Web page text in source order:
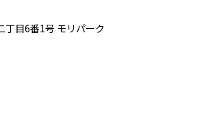
丁目6番1号 モリパーク